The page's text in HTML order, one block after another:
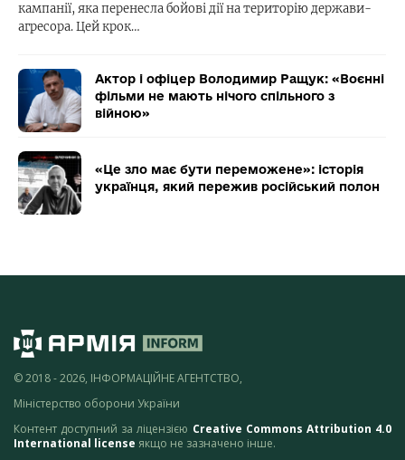
кампанії, яка перенесла бойові дії на територію держави-
агресора. Цей крок…
Актор і офіцер Володимир Ращук: «Воєнні
фільми не мають нічого спільного з
війною»
«Це зло має бути переможене»: історія
українця, який пережив російський полон
© 2018 - 2026, ІНФОРМАЦІЙНЕ АГЕНТСТВО,
Міністерство оборони України
Контент доступний за ліцензією Creative Commons Attribution 4.0
International license якщо не зазначено інше.